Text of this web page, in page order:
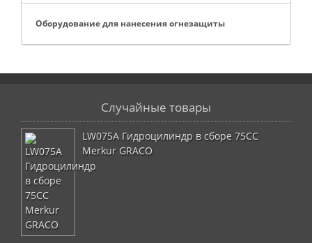
Оборудование для нанесения огнезащиты
Случайные товары
LW075A Гидроцилиндр в сборе 75CC
Merkur GRACO